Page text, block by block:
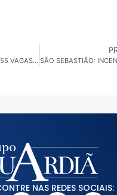
CARAGUATATUBA: 155 VAGAS DE EMPREGO NO PAT E CATE
NAS REDES SOCIAIS: